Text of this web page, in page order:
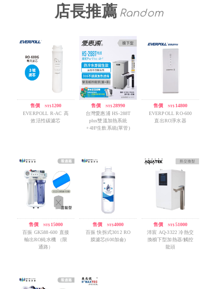
店長推薦 Random
售價/ NT$1200
EVERPOLL R-AC 高
效活性碳濾芯
售價 /NT$28990
台灣愛惠浦 HS-288T
plus雙溫加熱系統
+4H²生飲系統(單管)
售價 /NT$ 14800
EVERPOLL RO-600
直出RO淨水器
售價 /NT$ 15000
百振 GK588-600 直接
輸出RO純水機 （限
通路）
售價/ NT$4000
百振 快拆式3012 RO
膜濾芯(600加侖)
售價 /NT$51000
沛宸 AQ-3322 冷熱交
換櫥下型加熱器/觸控
龍頭